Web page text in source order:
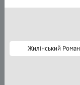
Жилінський Роман